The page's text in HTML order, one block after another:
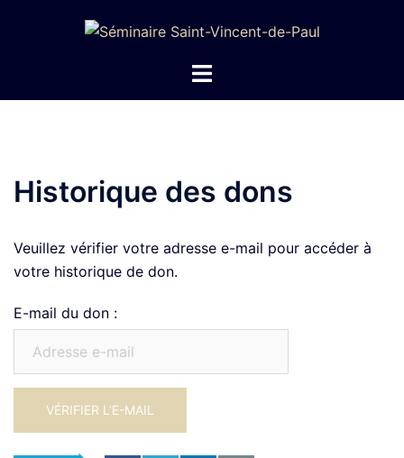
Ouvrir/fermer
Historique des dons
Veuillez vérifier votre adresse e-mail pour accéder à
votre historique de don.
E-mail du don :